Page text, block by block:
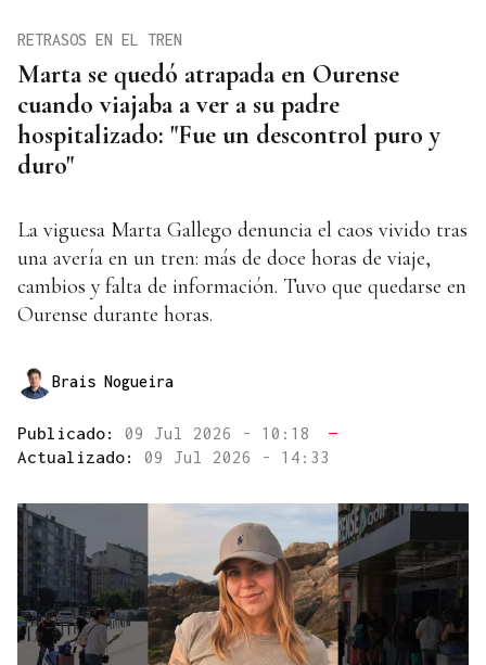
Marta se quedó atrapada en Ourense
cuando viajaba a ver a su padre
hospitalizado: "Fue un descontrol puro y
duro"
RETRASOS EN EL TREN
La viguesa Marta Gallego denuncia el caos vivido tras
una avería en un tren: más de doce horas de viaje,
cambios y falta de información. Tuvo que quedarse en
Ourense durante horas.
Brais Nogueira
Publicado: 09 Jul 2026 - 10:18
—
Actualizado: 09 Jul 2026 - 14:33